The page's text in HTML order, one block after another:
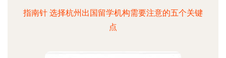
指南针 选择杭州出国留学机构需要注意的五个关键
点